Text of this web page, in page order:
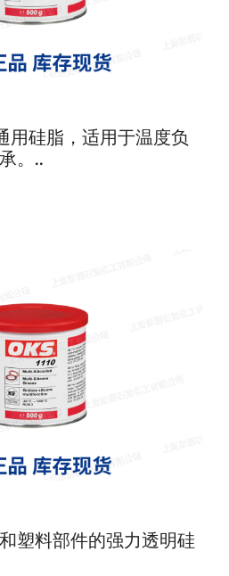
用硅脂，适用于温度负
。..
塑料部件的强力透明硅